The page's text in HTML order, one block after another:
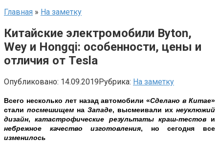
Главная » На заметку
Китайские электромобили Byton,
Wey и Hongqi: особенности, цены и
отличия от Tesla
Опубликовано: 14.09.2019Рубрика: На заметку
Всего несколько лет назад автомобили «Сделано в Китае»
стали посмешищем на Западе, высмеивали их неуклюжий
дизайн,катастрофические результаты краш-тестови
небрежное качество изготовления, но сегодня все
изменилось